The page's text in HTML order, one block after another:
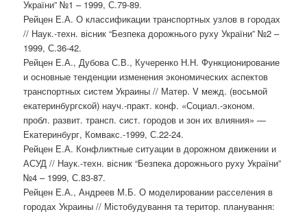
України” №1 – 1999, С.79-89.
Рейцен Е.А. О классификации транспортных узлов в городах
// Наук.-техн. вісник “Безпека дорожнього руху України” №2 –
1999, С.36-42.
Рейцен Е.А., Дубова С.В., Кучеренко Н.Н. Функционирование
и основные тенденции изменения экономических аспектов
транспортных систем Украины // Матер. V межд. (восьмой
екатеринбургской) науч.-практ. конф. «Социал.-эконом.
пробл. развит. трансп. сист. городов и зон их влияния» —
Екатеринбург, Комвакс.-1999, С.22-24.
Рейцен Е.А. Конфликтные ситуации в дорожном движении и
АСУД // Наук.-техн. вісник “Безпека дорожнього руху України”
№4 – 1999, С.83-87.
Рейцен Е.А., Андреев М.Б. О моделировании расселения в
городах Украины // Містобудування та територ. планування: